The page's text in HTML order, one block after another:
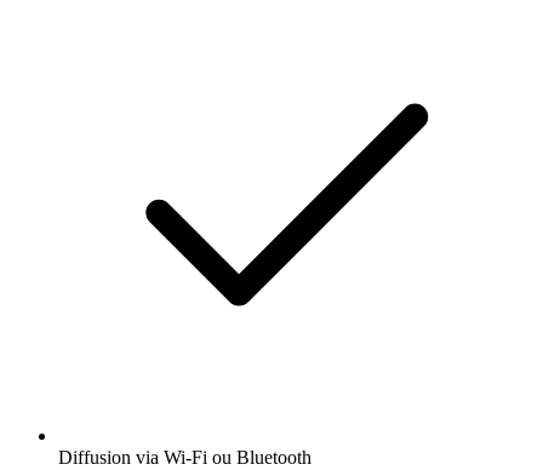
Diffusion via Wi-Fi ou Bluetooth